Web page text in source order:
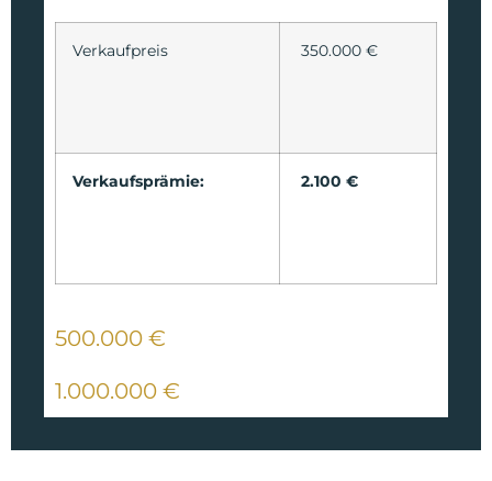
Verkaufpreis 350.000 €
Verkaufsprämie: 2.100 €
500.000 €
1.000.000 €